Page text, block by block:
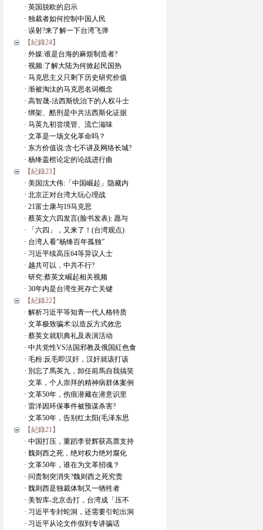
· 英国脱欧的启示
· 独裁者如何控制中国人民
· 误射?来了解一下台湾飞弹
【紀錄24】
· 外媒:谁是台海的麻烦制造者?
· 视频:了解大陆为何掀起民国热
· 马克思主义只剩下历史研究价值
· 渐被淘汰的马克思名词概念
· 高智晟-法西斯统治下的人权斗士
· 绑架、酷刑是中共法西斯化证据
· 马英九初尝境管、流亡滋味
· 文革是一场文化革命吗？
· 东方价值说:含七不讲及网络长城?
· 杨绛盖棺论定的论战进行曲
【紀錄23】
· 美国沈大伟:「中国崛起」隐藏内
· 北京正对台湾大玩心理战
· 21富士康与19马克思
· 蔡英文六四发言(脸书发表): 愿与
· 「六四」，又来了！(台湾观点)
· 台湾人看”杨绛百年孤独”
· 习近平续高压64等异议人士
· 越共可以，中共不行?
· 研究:蔡英文崛起相关视频
· 30年内是台湾生死存亡关键
【紀錄22】
· 解析习近平等知青一代人格特质
· 文革极致骗术:以造反方式效忠
· 蔡英文就职典礼及表演活动
· 中共党性VS法国邪教及俄国紅色食
· 毛粉:反毛即汉奸，汉奸就该打该
· 別忘了馬英九，卸任前馬自我搞笑
· 文革，个人崇拜的精神病群体案例
· 文革50年，伤痕潜藏在潜意识里
· 雷洋因环保事件被预谋杀害?
· 文革50年，告别红太阳(毛泽东思
【紀錄21】
· 中国打压，重蹈李登辉获高票支持
· 魏则西之死，绝对权力绝对腐化
· 文革50年，谁在为文革招魂？
· 问责制突消失?魏则西之死究责
· 魏则西是独裁体制又一牺牲者
· 美智库-北京击打，台湾成「压不
· 习近平专封蛇洞，还需要引蛇出洞
· 习近平从论文作假到专讲骗话